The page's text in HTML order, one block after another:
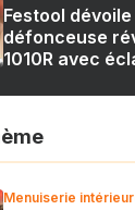
Festool
défonceuse
1010R avec
Menuiserie